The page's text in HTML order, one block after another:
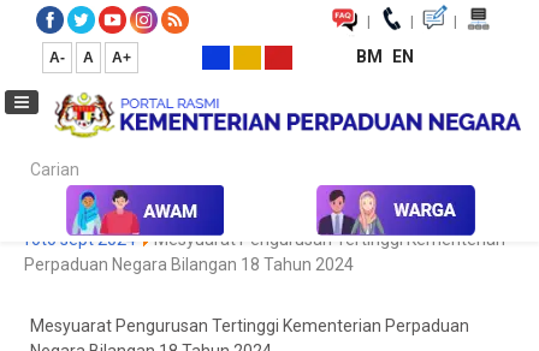
| | |
A- A A+ BM EN
Carian...
Laman Utama Media Koleksi Media Foto
Galeri Foto
foto sept 2024
Mesyuarat Pengurusan Tertinggi Kementerian
Perpaduan Negara Bilangan 18 Tahun 2024
Mesyuarat Pengurusan Tertinggi Kementerian Perpaduan